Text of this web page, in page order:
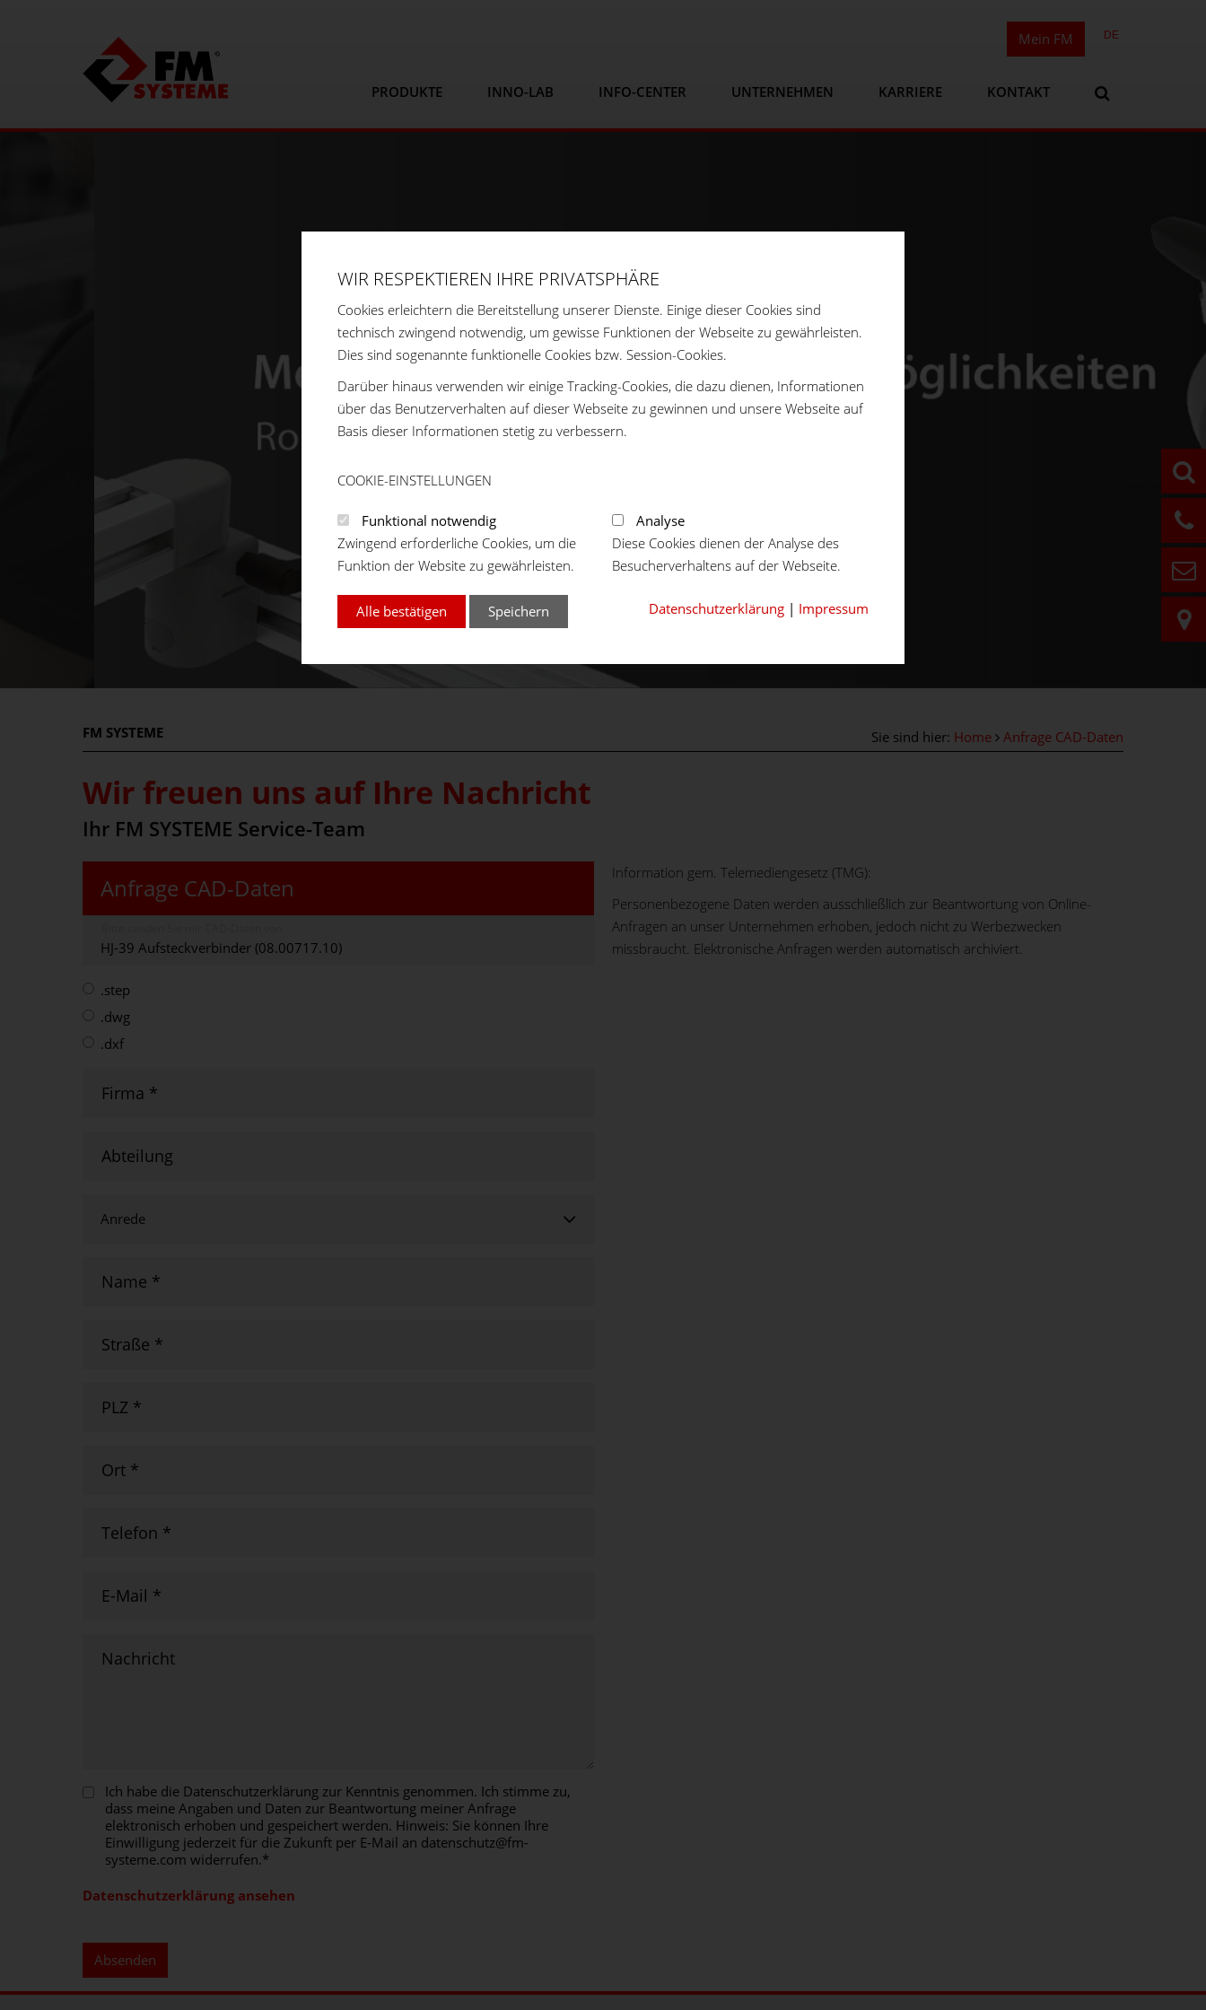
DE
Mein FM
PRODUKTE INNO-LAB INFO-CENTER UNTERNEHMEN KARRIERE KONTAKT
FM SYSTEME Sie sind hier: Home Anfrage CAD-Daten
Wir freuen uns auf Ihre Nachricht
Ihr FM SYSTEME Service-Team
Anfrage CAD-Daten
.step
.dwg
.dxf
Firma *
Abteilung
Name *
Straße *
PLZ *
Ort *
Telefon *
E-Mail *
Nachricht
Ich habe die Datenschutzerklärung zur Kenntnis genommen. Ich stimme zu,
dass meine Angaben und Daten zur Beantwortung meiner Anfrage
elektronisch erhoben und gespeichert werden. Hinweis: Sie können Ihre
Einwilligung jederzeit für die Zukunft per E-Mail an datenschutz@fm-
systeme.com widerrufen.*
Datenschutzerklärung ansehen
Absenden
Information gem. Telemediengesetz (TMG):
Personenbezogene Daten werden ausschließlich zur Beantwortung von Online-
Anfragen an unser Unternehmen erhoben, jedoch nicht zu Werbezwecken
missbraucht. Elektronische Anfragen werden automatisch archiviert.
WIR RESPEKTIEREN IHRE PRIVATSPHÄRE
Cookies erleichtern die Bereitstellung unserer Dienste. Einige dieser Cookies sind
technisch zwingend notwendig, um gewisse Funktionen der Webseite zu gewährleisten.
Dies sind sogenannte funktionelle Cookies bzw. Session-Cookies.
Darüber hinaus verwenden wir einige Tracking-Cookies, die dazu dienen, Informationen
über das Benutzerverhalten auf dieser Webseite zu gewinnen und unsere Webseite auf
Basis dieser Informationen stetig zu verbessern.
COOKIE-EINSTELLUNGEN
Funktional notwendig
Zwingend erforderliche Cookies, um die
Funktion der Website zu gewährleisten.
Analyse
Diese Cookies dienen der Analyse des
Besucherverhaltens auf der Webseite.
Alle bestätigen Speichern Datenschutzerklärung | Impressum